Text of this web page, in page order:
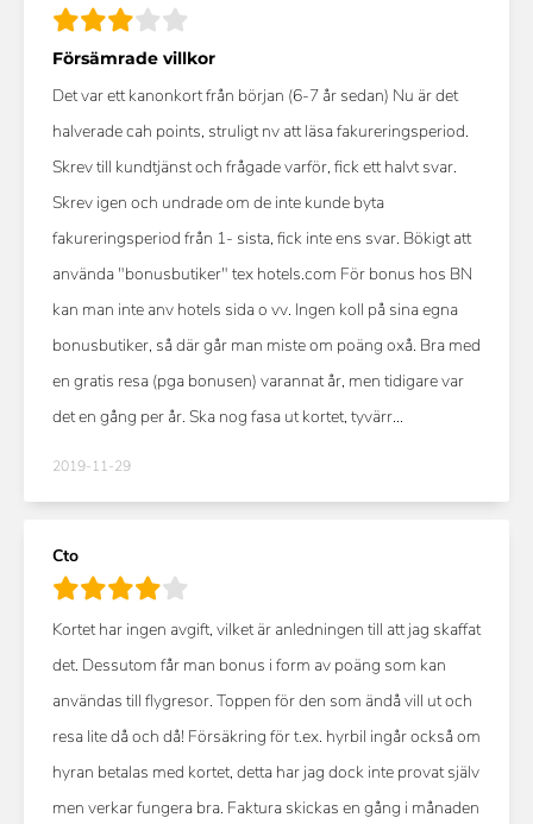
Försämrade villkor
Det var ett kanonkort från början (6-7 år sedan) Nu är det
halverade cah points, struligt nv att läsa fakureringsperiod.
Skrev till kundtjänst och frågade varför, fick ett halvt svar.
Skrev igen och undrade om de inte kunde byta
fakureringsperiod från 1- sista, fick inte ens svar. Bökigt att
använda "bonusbutiker" tex hotels.com För bonus hos BN
kan man inte anv hotels sida o vv. Ingen koll på sina egna
bonusbutiker, så där går man miste om poäng oxå. Bra med
en gratis resa (pga bonusen) varannat år, men tidigare var
det en gång per år. Ska nog fasa ut kortet, tyvärr...
2019-11-29
Cto
Kortet har ingen avgift, vilket är anledningen till att jag skaffat
det. Dessutom får man bonus i form av poäng som kan
användas till flygresor. Toppen för den som ändå vill ut och
resa lite då och då! Försäkring för t.ex. hyrbil ingår också om
hyran betalas med kortet, detta har jag dock inte provat själv
men verkar fungera bra. Faktura skickas en gång i månaden